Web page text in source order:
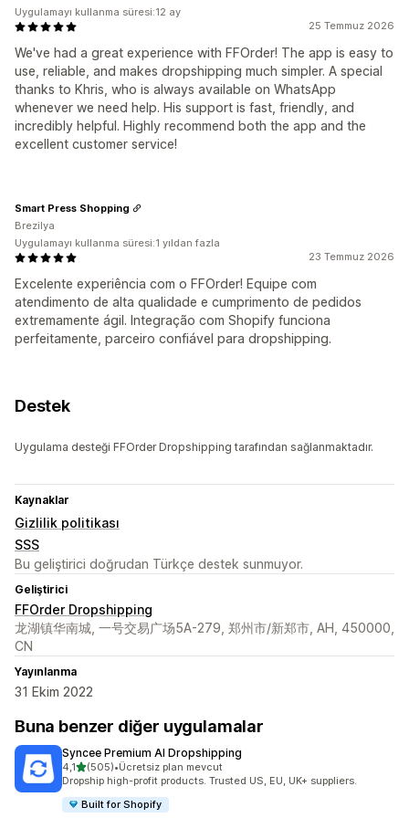
25 Temmuz 2026
We've had a great experience with FFOrder! The app is easy to
use, reliable, and makes dropshipping much simpler. A special
thanks to Khris, who is always available on WhatsApp
whenever we need help. His support is fast, friendly, and
incredibly helpful. Highly recommend both the app and the
excellent customer service!
Uygulamayı kullanma süresi:12 ay
23 Temmuz 2026
Excelente experiência com o FFOrder! Equipe com
atendimento de alta qualidade e cumprimento de pedidos
extremamente ágil. Integração com Shopify funciona
perfeitamente, parceiro confiável para dropshipping.
Smart Press Shopping
Brezilya
Uygulamayı kullanma süresi:1 yıldan fazla
Destek
Uygulama desteği FFOrder Dropshipping tarafından sağlanmaktadır.
Kaynaklar
Gizlilik politikası
SSS
Bu geliştirici doğrudan Türkçe destek sunmuyor.
Geliştirici
FFOrder Dropshipping
龙湖镇华南城, 一号交易广场5A-279, 郑州市/新郑市, AH, 450000,
CN
Yayınlanma
31 Ekim 2022
Buna benzer diğer uygulamalar
Syncee Premium AI Dropshipping
4,15 yıldız üzerinden
(505)
toplam 505 değerlendirme
•Ücretsiz plan mevcut
Dropship high-profit products. Trusted US, EU, UK+ suppliers.
Built for Shopify